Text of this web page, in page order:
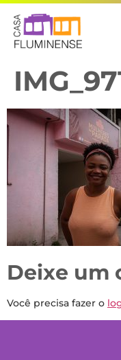
Deixe um
Você precisa fazer o